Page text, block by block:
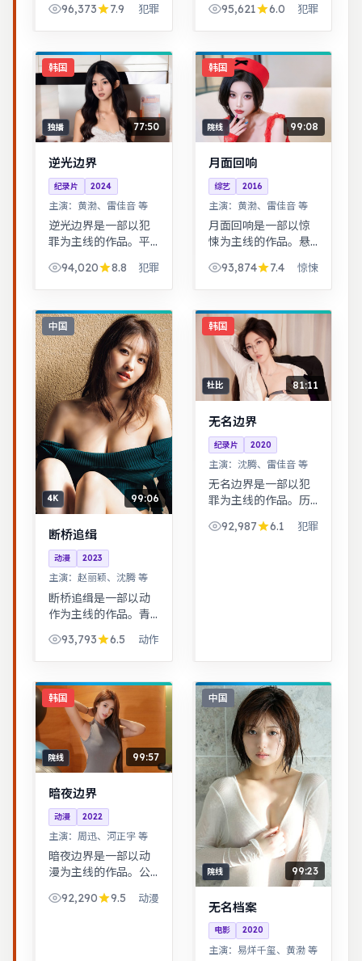
缓，适合放松解压观
看。根据真实事件改
克制而富有张力。
96,373 7.9 犯罪
入社会的迷茫，细腻
温暖。古装背景下的
细腻，权谋与情感并
重。
95,621 6.0 犯罪
韩国
独播 77:50
逆光边界
纪录片 2024
主演： 黄渤、雷佳音 等
逆光边界是一部以犯
罪为主线的作品。平
里做出艰难抉择，最
终与自我和解。跨时
后呼应，二刷可发现
更多细节。
94,020 8.8 犯罪
韩国
院线 99:08
月面回响
综艺 2016
主演： 黄渤、雷佳音 等
月面回响是一部以惊
悚为主线的作品。悬
索拼图式叙事，结局
出人意料。一桩旧案
真相远比表面更加残
酷。
93,874 7.4 惊悚
中国
4K 99:06
断桥追缉
动漫 2023
主演： 赵丽颖、沈腾 等
断桥追缉是一部以动
作为主线的作品。青
入社会的迷茫，细腻
温暖。都市男女在误
此，笑泪交织的成长
故事。
93,793 6.5 动作
韩国
杜比 81:11
无名边界
纪录片 2020
主演： 沈腾、雷佳音 等
无名边界是一部以犯
罪为主线的作品。历
运，细节考究，叙事
92,987 6.1 犯罪
韩国
院线 99:57
暗夜边界
动漫 2022
主演： 周迅、河正宇 等
暗夜边界是一部以动
漫为主线的作品。公
遇，配乐与风景共同
92,290 9.5 动漫
中国
院线 99:23
无名档案
电影 2020
主演： 易烊千玺、黄渤 等